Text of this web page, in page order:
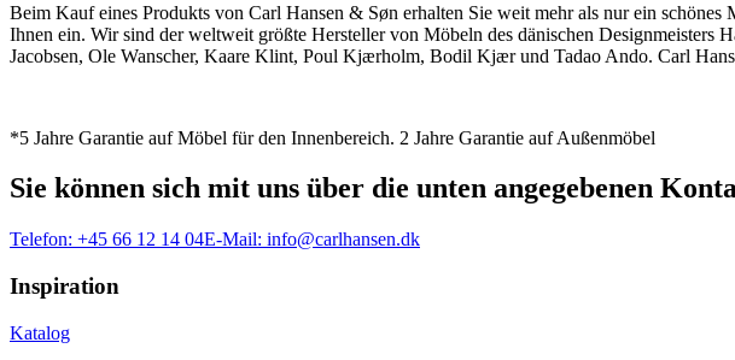
Beim Kauf eines Produkts von Carl Hansen & Søn erhalten Sie weit mehr als nur ein
Ihnen ein. Wir sind der weltweit größte Hersteller von Möbeln des dänischen Designmeisters
Jacobsen, Ole Wanscher, Kaare Klint, Poul Kjærholm, Bodil Kjær und Tadao Ando. Carl
*5 Jahre Garantie auf Möbel für den Innenbereich. 2 Jahre Garantie auf Außenmöbel
Sie können sich mit uns über die unten angegebenen
Telefon: +45 66 12 14 04E-Mail: info@carlhansen.dk
Inspiration
Katalog